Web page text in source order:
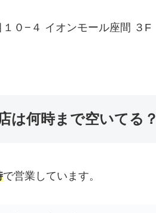
０−４ イオンモール座間 ３F
は何時まで空いてる？
で営業しています。